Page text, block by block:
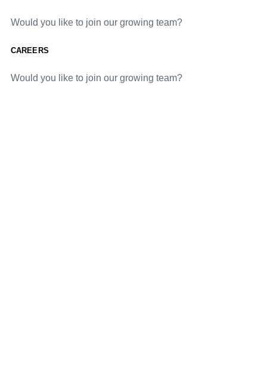
Would you like to join our growing team?
CAREERS
Would you like to join our growing team?